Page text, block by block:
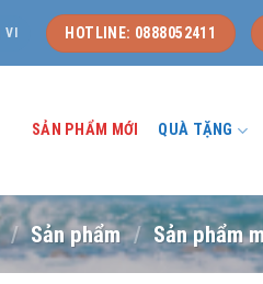
VI HOTLINE: 0888052411
SẢN PHẨM MỚI QUÀ TẶNG
/ Sản phẩm / Sản phẩm